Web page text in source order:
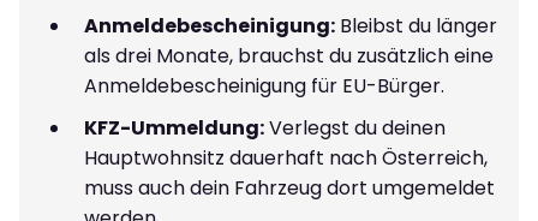
Anmeldebescheinigung: Bleibst du länger
als drei Monate, brauchst du zusätzlich eine
Anmeldebescheinigung für EU-Bürger.
KFZ-Ummeldung:Verlegst du deinen
Hauptwohnsitz dauerhaft nach Österreich,
muss auch dein Fahrzeug dort umgemeldet